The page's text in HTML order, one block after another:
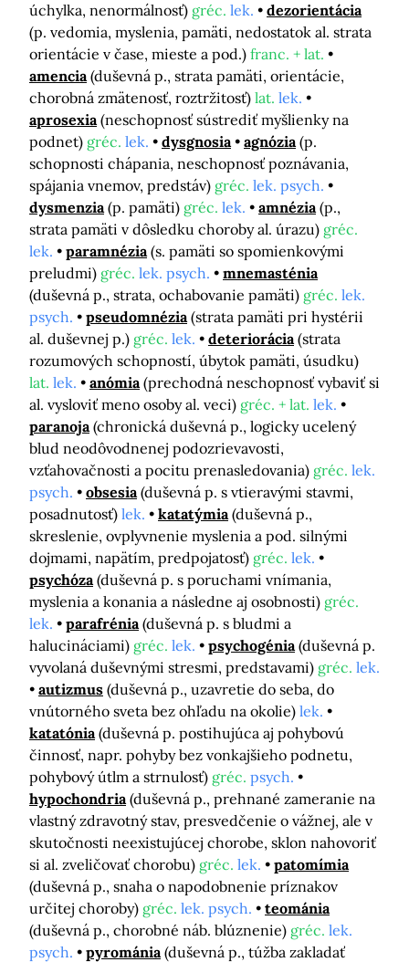
úchylka, nenormálnosť) gréc. lek.
dezorientácia
(p. vedomia, myslenia, pamäti, nedostatok al. strata
orientácie v čase, mieste a pod.) franc. + lat.
amencia (duševná p., strata pamäti, orientácie,
chorobná zmätenosť, roztržitosť) lat. lek.
aprosexia (neschopnosť sústrediť myšlienky na
podnet) gréc. lek. dysgnosia agnózia (p.
schopnosti chápania, neschopnosť poznávania,
spájania vnemov, predstáv) gréc. lek. psych.
dysmenzia (p. pamäti) gréc. lek. amnézia (p.,
strata pamäti v dôsledku choroby al. úrazu) gréc.
lek.
paramnézia (s. pamäti so spomienkovými
preludmi) gréc. lek. psych.
mnemasténia
(duševná p., strata, ochabovanie pamäti) gréc. lek.
psych.
pseudomnézia (strata pamäti pri hystérii
al. duševnej p.) gréc. lek. deteriorácia (strata
rozumových schopností, úbytok pamäti, úsudku)
lat. lek. anómia (prechodná neschopnosť vybaviť si
al. vysloviť meno osoby al. veci) gréc. + lat. lek.
paranoja (chronická duševná p., logicky ucelený
blud neodôvodnenej podozrievavosti,
vzťahovačnosti a pocitu prenasledovania) gréc. lek.
psych.
obsesia (duševná p. s vtieravými stavmi,
posadnutosť) lek. katatýmia (duševná p.,
skreslenie, ovplyvnenie myslenia a pod. silnými
dojmami, napätím, predpojatosť) gréc. lek.
psychóza (duševná p. s poruchami vnímania,
myslenia a konania a následne aj osobnosti) gréc.
lek.
parafrénia (duševná p. s bludmi a
halucináciami) gréc. lek. psychogénia (duševná p.
vyvolaná duševnými stresmi, predstavami) gréc. lek.
autizmus (duševná p., uzavretie do seba, do
vnútorného sveta bez ohľadu na okolie) lek.
katatónia (duševná p. postihujúca aj pohybovú
činnosť, napr. pohyby bez vonkajšieho podnetu,
pohybový útlm a strnulosť) gréc. psych.
hypochondria (duševná p., prehnané zameranie na
vlastný zdravotný stav, presvedčenie o vážnej, ale v
skutočnosti neexistujúcej chorobe, sklon nahovoriť
si al. zveličovať chorobu) gréc. lek.
patomímia
(duševná p., snaha o napodobnenie príznakov
určitej choroby) gréc. lek. psych.
teománia
(duševná p., chorobné náb. blúznenie) gréc. lek.
psych.
pyrománia (duševná p., túžba zakladať